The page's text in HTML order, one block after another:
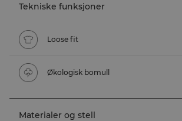
Tekniske funksjoner
Loose fit
Økologisk bomull
Materialer og stell